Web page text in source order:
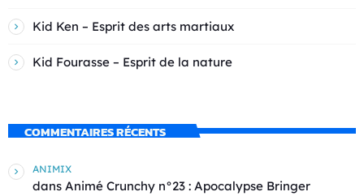
Kid Ken – Esprit des arts martiaux
Kid Fourasse – Esprit de la nature
COMMENTAIRES RÉCENTS
ANIMIX
dans Animé Crunchy n°23 : Apocalypse Bringer